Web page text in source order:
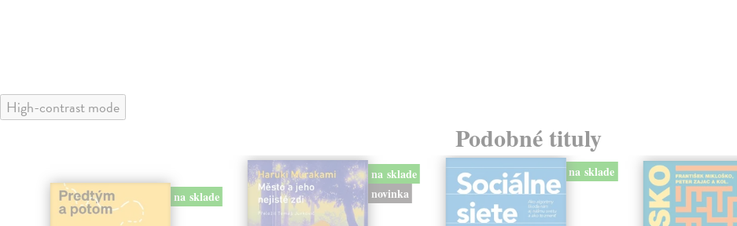
High-contrast mode
Podobné tituly
na sklade
na sklade
novinka
na sklade